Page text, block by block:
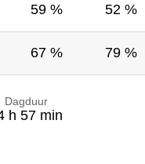
59 % 52 %
67 % 79 %
Dagduur
h 57 min